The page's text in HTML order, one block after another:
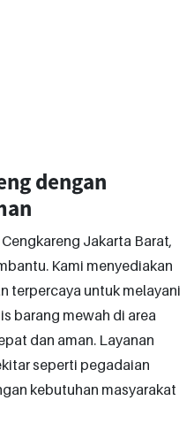
dengan
Jakarta Barat,
Kami menyediakan
terpercaya untuk melayani
barang mewah di area
dan aman. Layanan
seperti pegadaian
kebutuhan masyarakat